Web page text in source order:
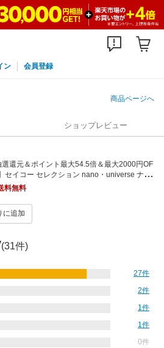
ン 会員登録
商品ページへ
ショップレビュー
選還元＆ポイント最大54.5倍＆最大2000円OF
セイコー セレクション nano・universe ナ
コラボレーションモデル SSEH001 レディ
オーツ 電池式 革ベルト
料無料
に追加
(31件)
27件
2件
1件
1件
0件